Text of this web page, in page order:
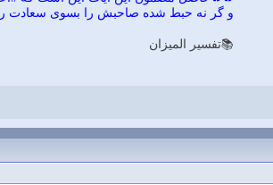
و گر نه حبط شده صاحبش را بسوى سعادت
📚تفسير الميزان